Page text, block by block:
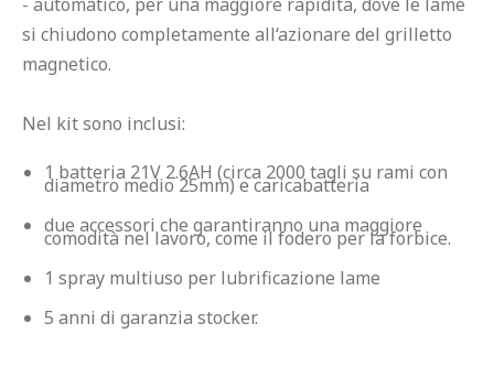
si chiudono completamente all‘azionare del grilletto
magnetico.
1 batteria 21V 2.6AH (circa 2000 tagli su rami con
diametro medio 25mm) e caricabatteria
due accessori che garantiranno una maggiore
comodità nel lavoro, come il fodero per la forbice.
1 spray multiuso per lubrificazione lame
5 anni di garanzia stocker.